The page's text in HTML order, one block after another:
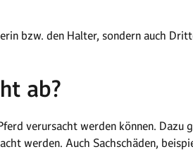
bzw. den Halter, sondern auch
ab?
verursacht werden können. Dazu
werden. Auch Sachschäden,